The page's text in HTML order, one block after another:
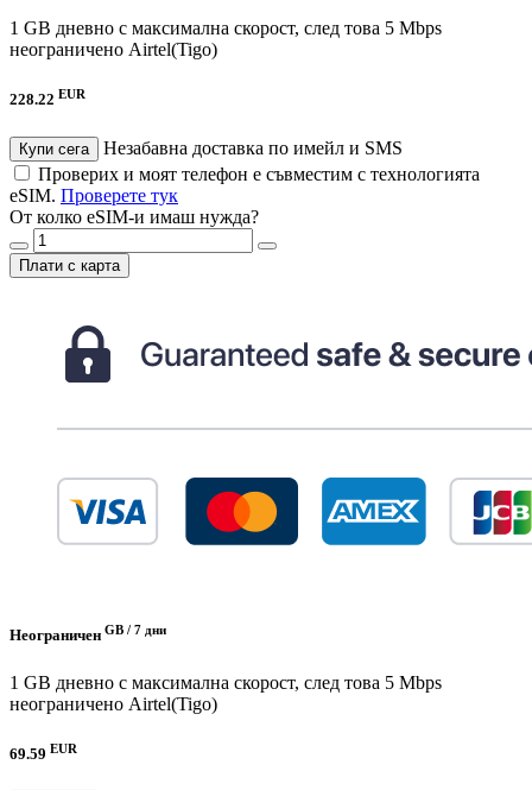
1 GB дневно с максимална скорост, след това 5 Mbps
неограничено Airtel(Tigo)
228.22 EUR
Купи сега
Незабавна доставка по имейл и SMS
Проверих и моят телефон е съвместим с технологията
eSIM. Проверете тук
От колко eSIM-и имаш нужда?
Плати с карта
Неограничен GB / 7 дни
1 GB дневно с максимална скорост, след това 5 Mbps
неограничено Airtel(Tigo)
69.59 EUR